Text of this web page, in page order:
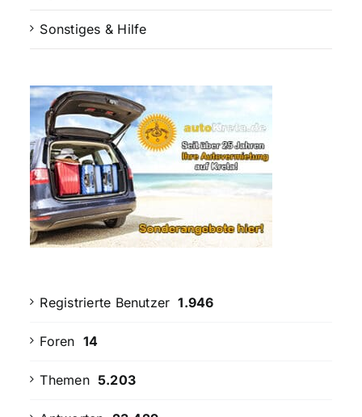
Sonstiges & Hilfe
Registrierte Benutzer 1.946
Foren 14
Themen 5.203